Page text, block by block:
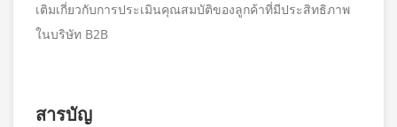
เติมเกี่ยวกับการประเมินคุณสมบัติของลูกค้าที่มีประสิทธิภาพ
ในบริษัท B2B
สารบัญ